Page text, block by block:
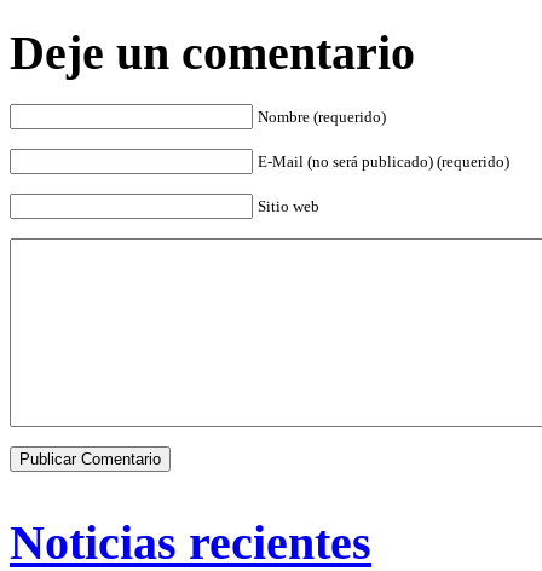
Deje un comentario
Nombre (requerido)
E-Mail (no será publicado) (requerido)
Sitio web
Noticias recientes